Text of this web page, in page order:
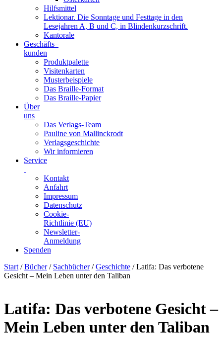
Hilfsmittel
Lektionar. Die Sonntage und Festtage in den
Lesejahren A, B und C, in Blindenkurzschrift.
Kantorale
Geschäfts­–
kunden
Produktpalette
Visitenkarten
Musterbeispiele
Das Braille-Format
Das Braille-Papier
Über
uns
Das Verlags-Team
Pauline von Mallinckrodt
Verlagsgeschichte
Wir informieren
Service
Kontakt
Anfahrt
Impressum
Datenschutz
Cookie-
Richtlinie (EU)
Newsletter-
Anmeldung
Spenden
Skip
to
Start /Bücher/ Sachbücher/Geschichte / Latifa: Das verbotene
Gesicht – Mein Leben unter den Taliban
Latifa: Das verbotene Gesicht –
Mein Leben unter den Taliban